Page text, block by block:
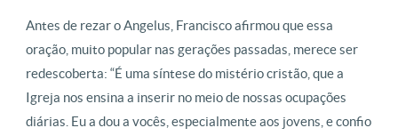
Antes de rezar o Angelus, Francisco afirmou que essa
oração, muito popular nas gerações passadas, merece ser
redescoberta: “É uma síntese do mistério cristão, que a
Igreja nos ensina a inserir no meio de nossas ocupações
diárias. Eu a dou a vocês, especialmente aos jovens, e confio